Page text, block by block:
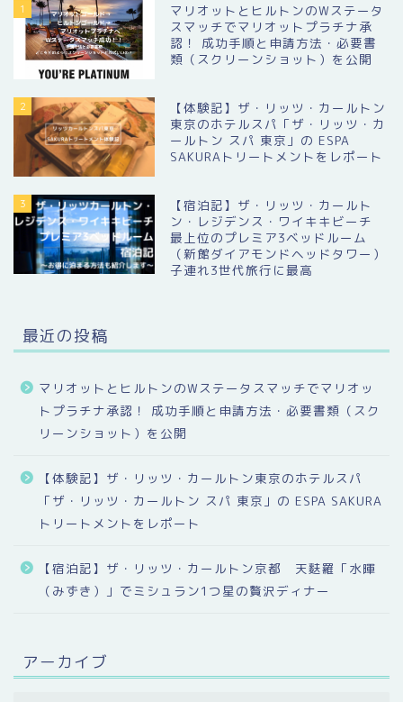
1
マリオットとヒルトンのWステータ
スマッチでマリオットプラチナ承
認！ 成功手順と申請方法・必要書
類（スクリーンショット）を公開
2
【体験記】ザ・リッツ・カールトン
東京のホテルスパ「ザ・リッツ・カ
ールトン スパ 東京」の ESPA
SAKURAトリートメントをレポート
3
【宿泊記】ザ・リッツ・カールト
ン・レジデンス・ワイキキビーチ
最上位のプレミア3ベッドルーム
（新館ダイアモンドヘッドタワー）
子連れ3世代旅行に最高
最近の投稿
マリオットとヒルトンのWステータスマッチでマリオッ
トプラチナ承認！ 成功手順と申請方法・必要書類（スク
リーンショット）を公開
【体験記】ザ・リッツ・カールトン東京のホテルスパ
「ザ・リッツ・カールトン スパ 東京」の ESPA SAKURA
トリートメントをレポート
【宿泊記】ザ・リッツ・カールトン京都 天麩羅「水暉
（みずき）」でミシュラン1つ星の贅沢ディナー
アーカイブ